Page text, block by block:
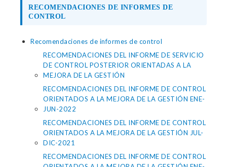
RECOMENDACIONES DE INFORMES DE
CONTROL
Recomendaciones de informes de control
RECOMENDACIONES DEL INFORME DE SERVICIO
DE CONTROL POSTERIOR ORIENTADAS A LA
MEJORA DE LA GESTIÓN
RECOMENDACIONES DEL INFORME DE CONTROL
ORIENTADOS A LA MEJORA DE LA GESTIÓN ENE-
JUN-2022
RECOMENDACIONES DEL INFORME DE CONTROL
ORIENTADOS A LA MEJORA DE LA GESTIÓN JUL-
DIC-2021
RECOMENDACIONES DEL INFORME DE CONTROL